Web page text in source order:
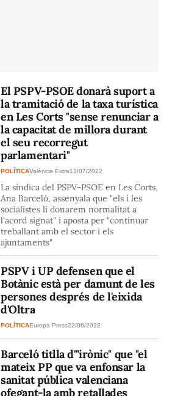
El PSPV-PSOE donarà suport a
la tramitació de la taxa turística
en Les Corts "sense renunciar a
la capacitat de millora durant
el seu recorregut
parlamentari"
POLÍTICAValència Extra13/07/2022
La síndica del PSPV-PSOE en Les Corts,
Ana Barceló, assenyala que "els i les
socialistes li donarem normalitat a
l'acord signat" i aposta per "continuar
treballant amb el sector i els
ajuntaments"
PSPV i UP defensen que el
Botànic està per damunt de les
persones després de l'eixida
d'Oltra
POLÍTICAEuropa Press22/06/2022
Barceló titlla d'"irònic" que "el
mateix PP que va enfonsar la
sanitat pública valenciana
ofegant-la amb retallades